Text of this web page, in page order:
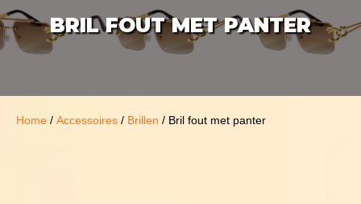
BRIL FOUT MET PANTER
Home / Accessoires / Brillen / Bril fout met panter